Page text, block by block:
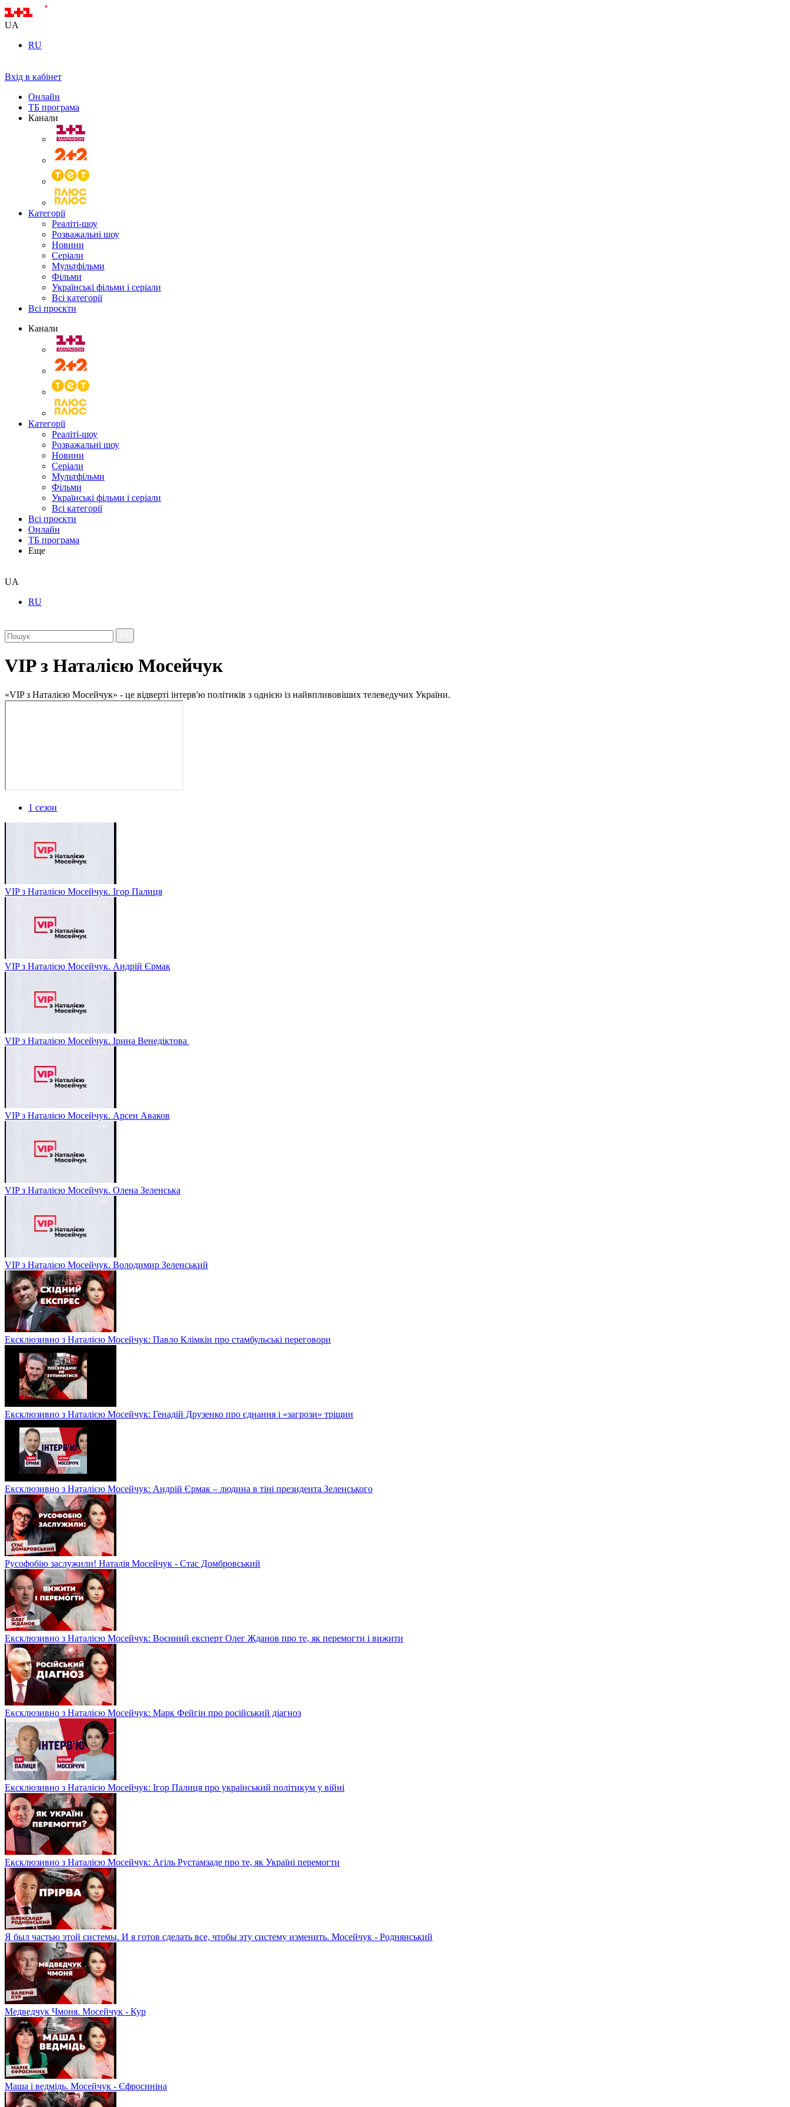
UA
RU
Вхід в кабінет
Онлайн
ТБ програма
Канали
Категорії
Реаліті-шоу
Розважальні шоу
Новини
Серіали
Мультфільми
Фільми
Українські фільми і серіали
Всі категорії
Всі проєкти
Канали
Категорії
Реаліті-шоу
Розважальні шоу
Новини
Серіали
Мультфільми
Фільми
Українські фільми і серіали
Всі категорії
Всі проєкти
Онлайн
ТБ програма
Еще
UA
RU
VIP з Наталією Мосейчук
«VIP з Наталією Мосейчук» - це відверті інтерв'ю політиків з однією із найвпливовіших телеведучих України.
1 сезон
VIP з Наталією Мосейчук. Ігор Палиця
VIP з Наталією Мосейчук. Андрій Єрмак
VIP з Наталією Мосейчук. Ірина Венедіктова
VIP з Наталією Мосейчук. Арсен Аваков
VIP з Наталією Мосейчук. Олена Зеленська
VIP з Наталією Мосейчук. Володимир Зеленський
Ексклюзивно з Наталією Мосейчук: Павло Клімкін про стамбульські переговори
Ексклюзивно з Наталією Мосейчук: Генадій Друзенко про єднання і «загрози» тріщин
Ексклюзивно з Наталією Мосейчук: Андрій Єрмак – людина в тіні президента Зеленського
Русофобію заслужили! Наталія Мосейчук - Стас Домбровський
Ексклюзивно з Наталією Мосейчук: Воєнний експерт Олег Жданов про те, як перемогти і вижити
Ексклюзивно з Наталією Мосейчук: Марк Фейгін про російський діагноз
Ексклюзивно з Наталією Мосейчук: Ігор Палиця про український політикум у війні
Ексклюзивно з Наталією Мосейчук: Агіль Рустамзаде про те, як Україні перемогти
Я был частью этой системы. И я готов сделать все, чтобы эту систему изменить. Мосейчук - Роднянський
Медведчук Чмоня. Мосейчук - Кур
Маша і ведмідь. Мосейчук - Єфросиніна